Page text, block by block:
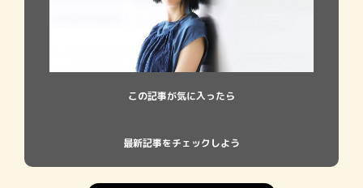
この記事が気に入ったら
最新記事をチェックしよう